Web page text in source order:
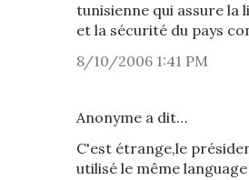
tunisienne qui assure la
et la sécurité du pays
8/10/2006 1:41 PM
Anonyme a dit…
C'est étrange,le
utilisé le même